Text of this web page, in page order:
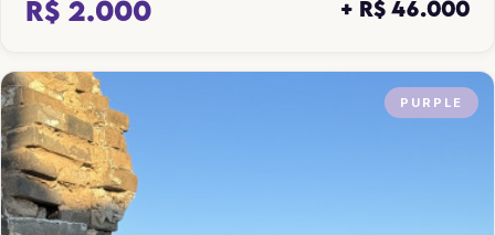
R$ 2.000 + R$ 46.000
PURPLE